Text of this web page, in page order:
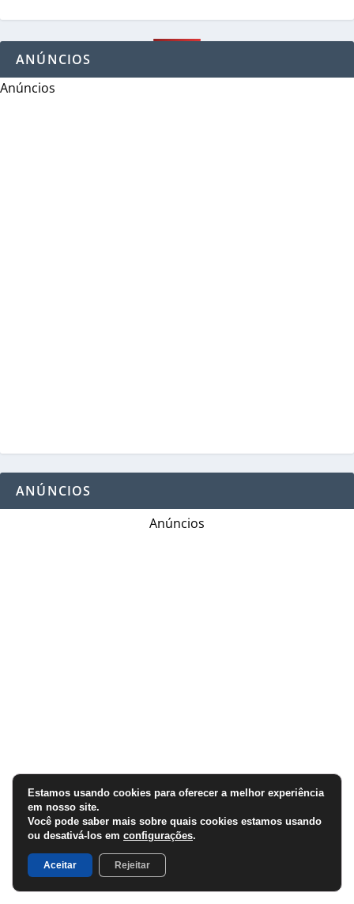
ANÚNCIOS
Anúncios
ANÚNCIOS
Anúncios
Estamos usando cookies para oferecer a melhor experiência
em nosso site.
Você pode saber mais sobre quais cookies estamos usando
ou desativá-los em configurações.
Aceitar Rejeitar